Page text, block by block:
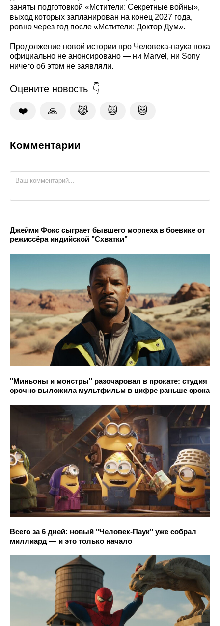
заняты подготовкой «Мстители: Секретные войны»,
выход которых запланирован на конец 2027 года,
ровно через год после «Мстители: Доктор Дум».
Продолжение новой истории про Человека-паука пока
официально не анонсировано — ни Marvel, ни Sony
ничего об этом не заявляли.
Оцените новость
❤️ 🙏 😹 🙀 😿
Комментарии
Джейми Фокс сыграет бывшего морпеха в боевике от
режиссёра индийской "Схватки"
"Миньоны и монстры" разочаровал в прокате: студия
срочно выложила мультфильм в цифре раньше срока
Всего за 6 дней: новый "Человек-Паук" уже собрал
миллиард — и это только начало